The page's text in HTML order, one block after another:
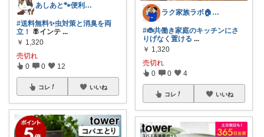
あしあと🐾便利グッズ🌸いつも感謝
#送料無料✨虫対策と消臭を両
立！
🪰インテ ...
￥ 1,320
売切れ
0 0 12
コレ いいね
ラク家族ラボ🏠️30代子育てパパルーム
#🐞共働き家庭のキッチンにさ
りげなく置ける ...
￥ 1,320
売切れ
0 0 4
コレ いいね